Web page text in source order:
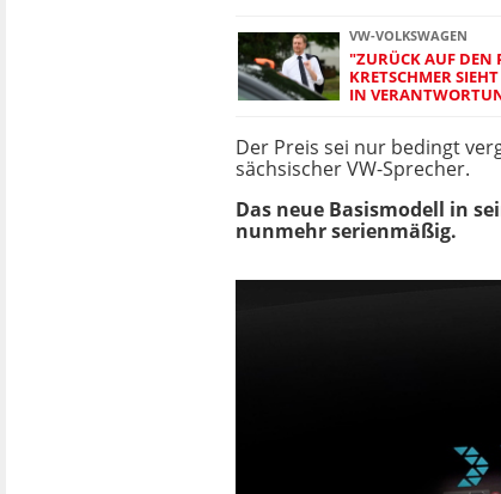
VW-VOLKSWAGEN
"ZURÜCK AUF DEN
KRETSCHMER
IN
Der Preis sei nur bedingt
sächsischer VW-Sprecher.
Das neue Basismodell in
nunmehr serienmäßig.